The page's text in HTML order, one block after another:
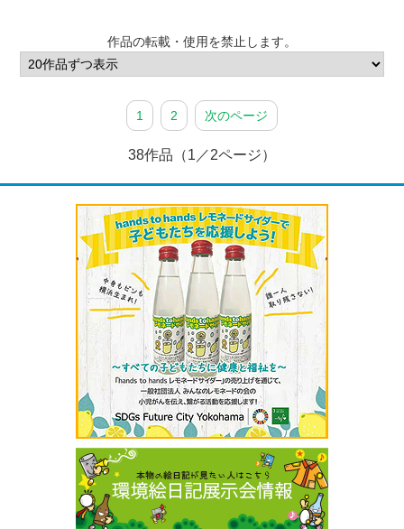
作品の転載・使用を禁止します。
1 2 次のページ
38作品（1／2ページ）